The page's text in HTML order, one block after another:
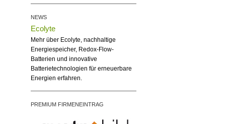
NEWS
Ecolyte
Mehr über Ecolyte, nachhaltige
Energiespeicher, Redox-Flow-
Batterien und innovative
Batterietechnologien für erneuerbare
Energien erfahren.
PREMIUM FIRMENEINTRAG